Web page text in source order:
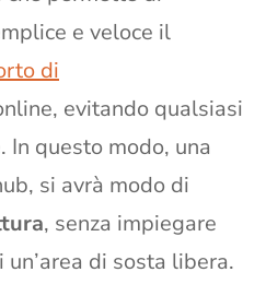
e veloce il
di
evitando qualsiasi
In questo modo, una
si avrà modo di
, senza impiegare
di sosta libera.